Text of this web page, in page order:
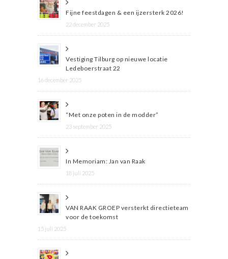
Fijne feestdagen & een ijzersterk 2026!
22 december 2025
Vestiging Tilburg op nieuwe locatie
Ledeboerstraat 22
16 december 2025
“Met onze poten in de modder”
23 september 2025
In Memoriam: Jan van Raak
18 juli 2025
VAN RAAK GROEP versterkt directieteam
voor de toekomst
15 juli 2025